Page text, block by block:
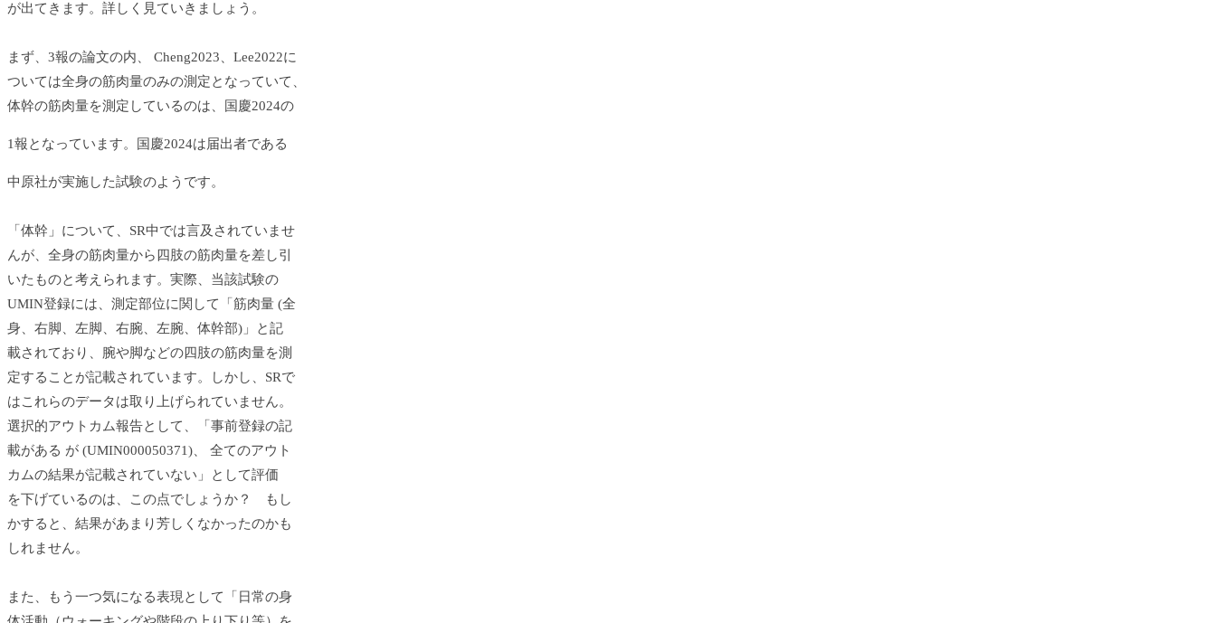
が出てきます。詳しく見ていきましょう。
まず、3報の論文の内、 Cheng2023、Lee2022に
ついては全身の筋肉量のみの測定となっていて、
体幹の筋肉量を測定しているのは、国慶2024の
1報となっています。国慶2024は届出者である
中原社が実施した試験のようです。
「体幹」について、SR中では言及されていませ
んが、全身の筋肉量から四肢の筋肉量を差し引
いたものと考えられます。実際、当該試験の
UMIN登録には、測定部位に関して「筋肉量 (全
身、右脚、左脚、右腕、左腕、体幹部)」と記
載されており、腕や脚などの四肢の筋肉量を測
定することが記載されています。しかし、SRで
はこれらのデータは取り上げられていません。
選択的アウトカム報告として、「事前登録の記
載がある が (UMIN000050371)、 全てのアウト
カムの結果が記載されていない」として評価
を下げているのは、この点でしょうか？ もし
かすると、結果があまり芳しくなかったのかも
しれません。
また、もう一つ気になる表現として「日常の身